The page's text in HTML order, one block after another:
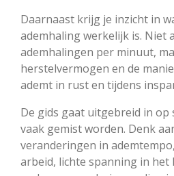
Daarnaast krijg je inzicht in
ademhaling werkelijk is. Niet
ademhalingen per minuut,
herstelvermogen en de
ademt in rust en tijdens
De gids gaat uitgebreid in op
vaak gemist worden. Denk
veranderingen in
arbeid, lichte spanning in het